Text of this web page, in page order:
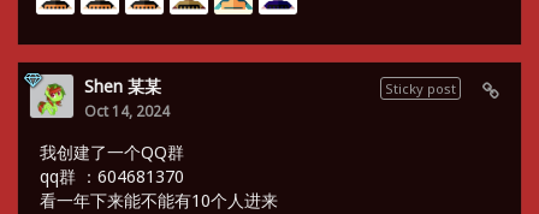
Sticky post
Shen 某某
Oct 14, 2024
我创建了一个QQ群
qq群 ：604681370
看一年下来能不能有10个人进来